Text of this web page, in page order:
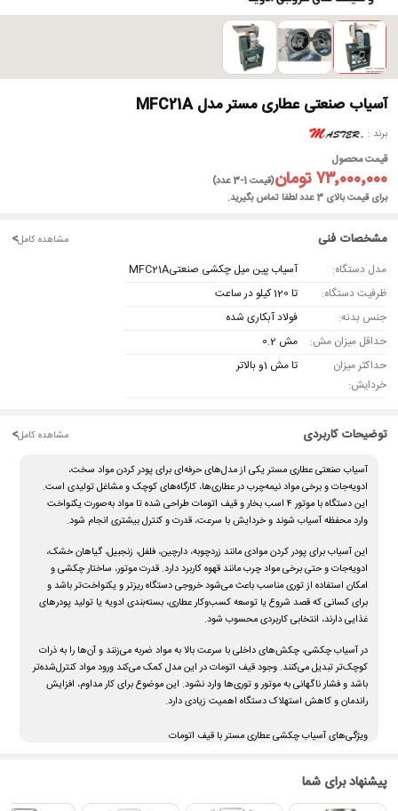
آسیاب صنعتی عطاری مستر مدل MFC21A
برند
قیمت محصول
۷۳٬۰۰۰٬۰۰۰ تومان
(قیمت 1-3 عدد)
برای قیمت بالای 3 عدد لطفا تماس بگیرید.
مشخصات فنی مشاهده کامل<
مدل دستگاه:
آسیاب پین میل چکشی صنعتیMFC21A
ظرفیت دستگاه:
تا 120 کیلو در ساعت
جنس بدنه:
فولاد آبکاری شده
حداقل میزان مش:
مش 0.2
حداکثر میزان
خردایش:
تا مش 1و بالاتر
توضیحات کاربردی مشاهده کامل<
آسیاب صنعتی عطاری مستر یکی از مدل‌های حرفه‌ای برای پودر کردن مواد سخت،
ادویه‌جات و برخی مواد نیمه‌چرب در عطاری‌ها، کارگاه‌های کوچک و مشاغل تولیدی است.
این دستگاه با موتور ۴ اسب بخار و قیف اتومات طراحی شده تا مواد به‌صورت یکنواخت
وارد محفظه آسیاب شوند و خردایش با سرعت، قدرت و کنترل بیشتری انجام شود.
این آسیاب برای پودر کردن موادی مانند زردچوبه، دارچین، فلفل، زنجبیل، گیاهان خشک،
ادویه‌جات و حتی برخی مواد چرب مانند قهوه کاربرد دارد. قدرت موتور، ساختار چکشی و
امکان استفاده از توری مناسب باعث می‌شود خروجی دستگاه ریزتر و یکنواخت‌تر باشد و
برای کسانی که قصد شروع یا توسعه کسب‌وکار عطاری، بسته‌بندی ادویه یا تولید پودرهای
غذایی دارند، انتخابی کاربردی محسوب شود.
در آسیاب چکشی، چکش‌های داخلی با سرعت بالا به مواد ضربه می‌زنند و آن‌ها را به ذرات
کوچک‌تر تبدیل می‌کنند. وجود قیف اتومات در این مدل کمک می‌کند ورود مواد کنترل‌شده‌تر
باشد و فشار ناگهانی به موتور و توری‌ها وارد نشود. این موضوع برای کار مداوم، افزایش
راندمان و کاهش استهلاک دستگاه اهمیت زیادی دارد.
ویژگی‌های آسیاب چکشی عطاری مستر با قیف اتومات
قیف اتومات برای ورود یکنواخت مواد به محفظه آسیاب
مناسب برای پودر کردن زردچوبه، ادویه‌جات، گیاهان خشک، قهوه و مواد مشابه
پیشنهاد برای شما